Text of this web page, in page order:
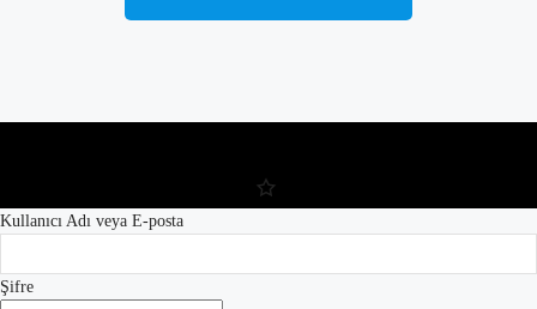
Kullanıcı Adı veya E-posta
Şifre